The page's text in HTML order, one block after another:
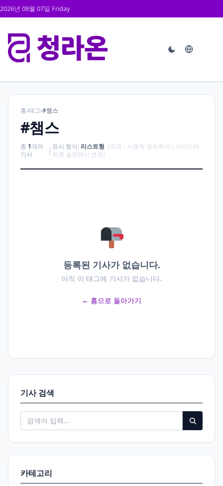
2026년 08월 07일 Friday
홈›태그›#챔스
#챔스
총 1개의
기사
| 표시 형식: 리스트형 (외모 › 사용자 정의하기 › 사이드바
위젯 설정에서 변경)
등록된 기사가 없습니다.
아직 이 태그에 기사가 없습니다.
← 홈으로 돌아가기
기사 검색
카테고리